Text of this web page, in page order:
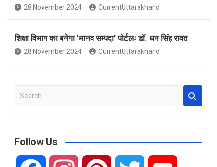
28 November 2024 CurrentUttarakhand
शिक्षा विभाग का बनेगा ‘मानव सम्पदा’ पोर्टलः डॉ. धन सिंह रावत
28 November 2024 CurrentUttarakhand
a
c
Follow Us